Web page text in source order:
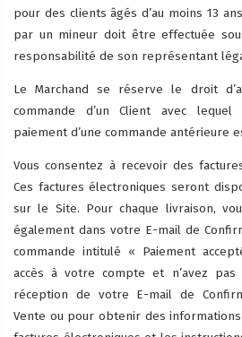
pour des clients âgés d’au moins 13
par un mineur doit être effectuée
responsabilité de son représentant
Le Marchand se réserve le droit
commande d’un Client avec
paiement d’une commande antérieure
Vous consentez à recevoir des
Ces factures électroniques seront
sur le Site. Pour chaque livraison,
également dans votre E-mail de
commande intitulé « Paiement
accès à votre compte et n’avez
réception de votre E-mail de
Vente ou pour obtenir des